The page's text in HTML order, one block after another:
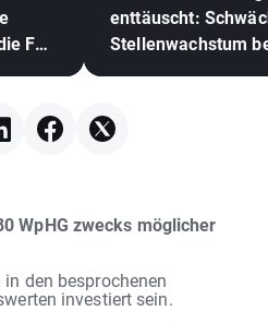
Fed
enttäuscht:
Stellenwachstum
WpHG zwecks möglicher
den besprochenen
investiert sein.